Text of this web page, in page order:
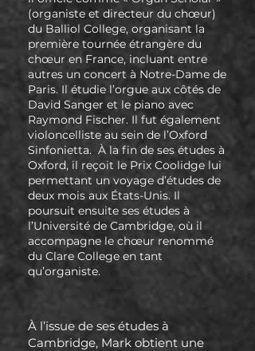
(organiste et directeur du chœur)
du Balliol College, organisant la
première tournée étrangère du
chœur en France, incluant entre
autres un concert à Notre-Dame de
Paris. Il étudie l’orgue aux côtés de
David Sanger et le piano avec
Raymond Fischer. Il fut également
violoncelliste au sein de l’Oxford
Sinfonietta. À la fin de ses études à
Oxford, il reçoit le Prix Coolidge lui
permettant un voyage d’études de
deux mois aux États-Unis. Il
poursuit ensuite ses études à
l’Université de Cambridge, où il
accompagne le chœur renommé
du Clare College en tant
qu’organiste.
À l’issue de ses études à
Cambridge, Mark obtient une